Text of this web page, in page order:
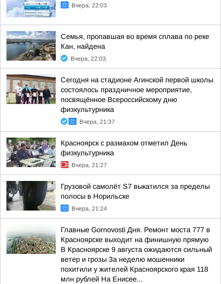
Вчера, 22:03
Семья, пропавшая во время сплава по реке
Кан, найдена
Вчера, 22:03
Сегодня на стадионе Агинской первой школы
состоялось праздничное мероприятие,
посвящённое Всероссийскому дню
физкультурника
Вчера, 21:37
Красноярск с размахом отметил День
физкультурника
Вчера, 21:27
Грузовой самолёт S7 выкатился за пределы
полосы в Норильске
Вчера, 21:24
Главные Gornovosti Дня. Ремонт моста 777 в
Красноярске выходит на финишную прямую
В Красноярске 9 августа ожидаются сильный
ветер и грозы За неделю мошенники
похитили у жителей Красноярского края 118
млн рублей На Енисее...